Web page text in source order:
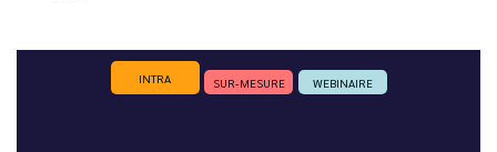
INTRA SUR-MESURE WEBINAIRE